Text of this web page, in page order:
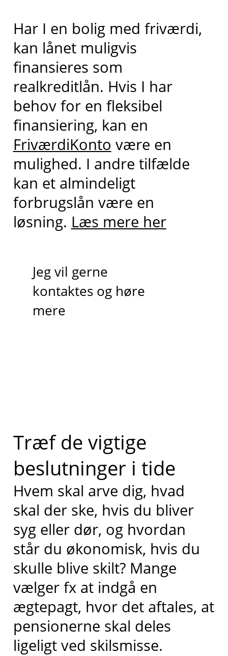
Har I en bolig med friværdi,
kan lånet muligvis
finansieres som
realkreditlån. Hvis I har
behov for en fleksibel
finansiering, kan en
FriværdiKonto være en
mulighed. I andre tilfælde
kan et almindeligt
forbrugslån være en
løsning. Læs mere her
Jeg vil gerne
kontaktes og høre
mere
Træf de vigtige
beslutninger i tide
Hvem skal arve dig, hvad
skal der ske, hvis du bliver
syg eller dør, og hvordan
står du økonomisk, hvis du
skulle blive skilt? Mange
vælger fx at indgå en
ægtepagt, hvor det aftales, at
pensionerne skal deles
ligeligt ved skilsmisse.